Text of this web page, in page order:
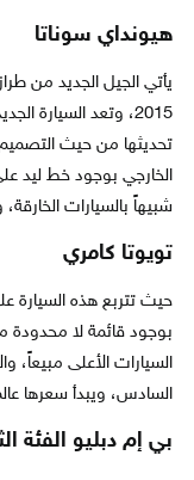
هيونداي سوناتا
يأتي الجيل الجديد من
تحديثها من حيث التصميم
الخارجي بوجود خط ليد
شبيهاً بالسيارات الخارقة، ويبدأ
تويوتا كامري
حيث تتربع هذه السيارة
بوجود قائمة لا محدودة
السيارات الأعلى مبيعاً،
السادس، ويبدأ سعرها عالمياً من 24.970 ألف
بي إم دبليو الفئة